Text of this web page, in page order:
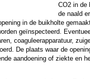
CO2 in de
de naald
in de buikholte
geïnspecteerd.
coaguleerapparatuur,
De plaats waar de
aandoening of ziekte en